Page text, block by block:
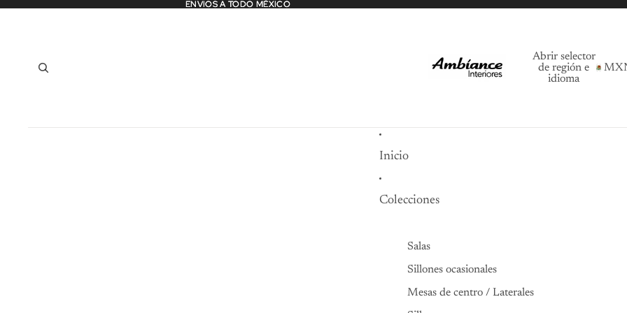
ENVIOS A TODO MÉXICO
ENVIOS A TODO MÉXICO
Abrir selector
de región e
idioma
Inicio
Colecciones
Salas
Sillones ocasionales
Mesas de centro / Laterales